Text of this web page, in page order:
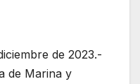
de 2023.-
de Marina y